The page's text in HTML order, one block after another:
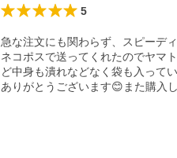
5
急な注文にも関わらず、スピーデ
ネコポスで送ってくれたのでヤマ
ど中身も潰れなどなく袋も入って
ありがとうございます😊また購入